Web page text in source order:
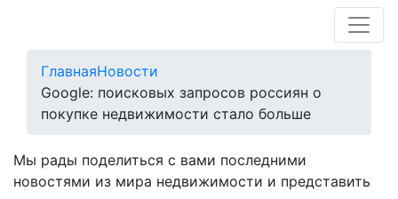
ГлавнаяНовости
Google: поисковых запросов россиян о
покупке недвижимости стало больше
Мы рады поделиться с вами последними
новостями из мира недвижимости и представить